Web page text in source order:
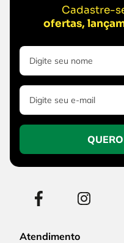
Cadastre-
ofertas,
Atendimento